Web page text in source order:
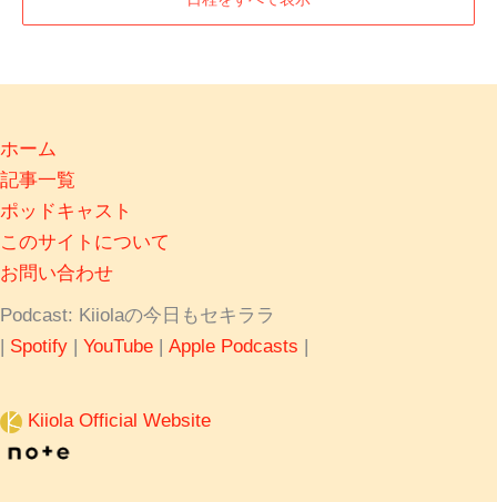
ホーム
記事一覧
ポッドキャスト
このサイトについて
お問い合わせ
Podcast: Kiiolaの今日もセキララ
| Spotify | YouTube | Apple Podcasts |
Kiiola Official Website